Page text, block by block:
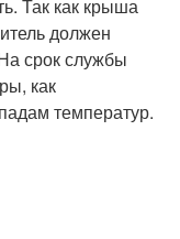
Так как крыша
должен
срок службы
как
температур.